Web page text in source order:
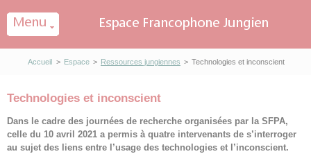
Accueil > Espace > Ressources jungiennes > Technologies et inconscient
Technologies et inconscient
Dans le cadre des journées de recherche organisées par la SFPA,
celle du 10 avril 2021 a permis à quatre intervenants de s’interroger
au sujet des liens entre l’usage des technologies et l’inconscient.